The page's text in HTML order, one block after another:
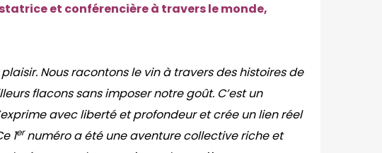
et conférencière à travers le monde,
Nous racontons le vin à travers des histoires de
flacons sans imposer notre goût. C’est un
avec liberté et profondeur et crée un lien réel
1ernuméro a été une aventure collective riche et